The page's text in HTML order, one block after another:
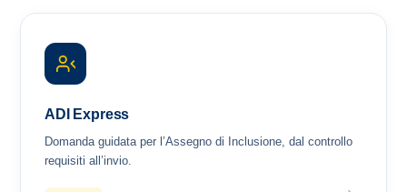
ADI Express
Domanda guidata per l’Assegno di Inclusione, dal controllo
requisiti all’invio.